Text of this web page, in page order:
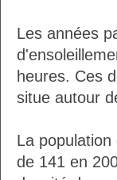
Les années
heures. Ces
situe autour
La
de 141 en